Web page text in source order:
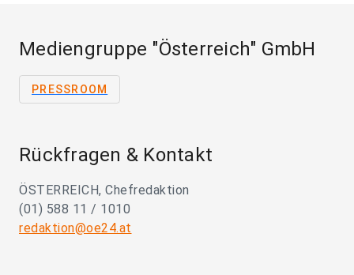
Mediengruppe "Österreich" GmbH
PRESSROOM
Rückfragen & Kontakt
ÖSTERREICH, Chefredaktion
(01) 588 11 / 1010
redaktion@oe24.at